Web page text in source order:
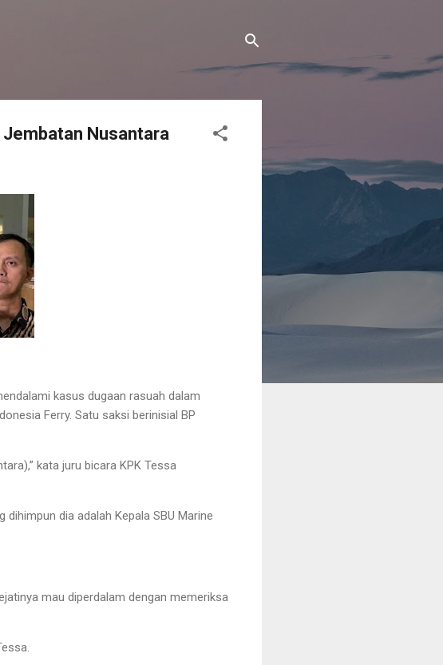
Jembatan Nusantara
kasus dugaan rasuah dalam
Ferry. Satu saksi berinisial BP
kata juru bicara KPK Tessa
dia adalah Kepala SBU Marine
mau diperdalam dengan memeriksa